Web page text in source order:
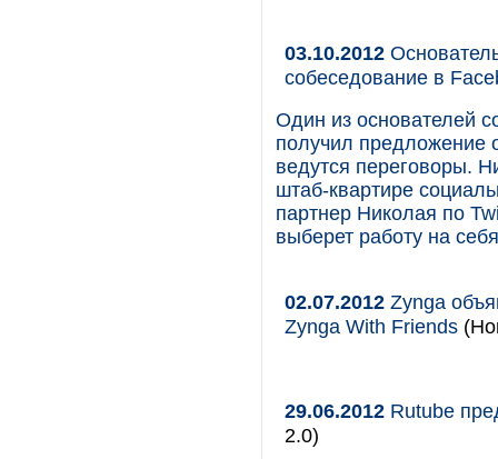
03.10.2012
собеседование в
Один из основателей
получил предложение
ведутся переговоры.
штаб-квартире
партнер Николая по
выберет работу на
02.07.2012 Zynga
Zynga With Friends
29.06.2012 Rutube
2.0)